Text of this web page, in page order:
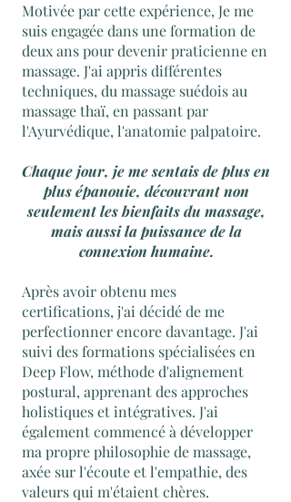
Motivée par cette expérience, Je me
suis engagée dans une formation de
deux ans pour devenir praticienne en
massage. J'ai appris différentes
techniques, du massage suédois au
massage thaï, en passant par
l'Ayurvédique, l'anatomie palpatoire.
Chaque jour, je me sentais de plus en
plus épanouie, découvrant non
seulement les bienfaits du massage,
mais aussi la puissance de la
connexion humaine.
Après avoir obtenu mes
certifications, j'ai décidé de me
perfectionner encore davantage. J'ai
suivi des formations spécialisées en
Deep Flow, méthode d'alignement
postural, apprenant des approches
holistiques et intégratives. J'ai
également commencé à développer
ma propre philosophie de massage,
axée sur l'écoute et l'empathie, des
valeurs qui m'étaient chères.